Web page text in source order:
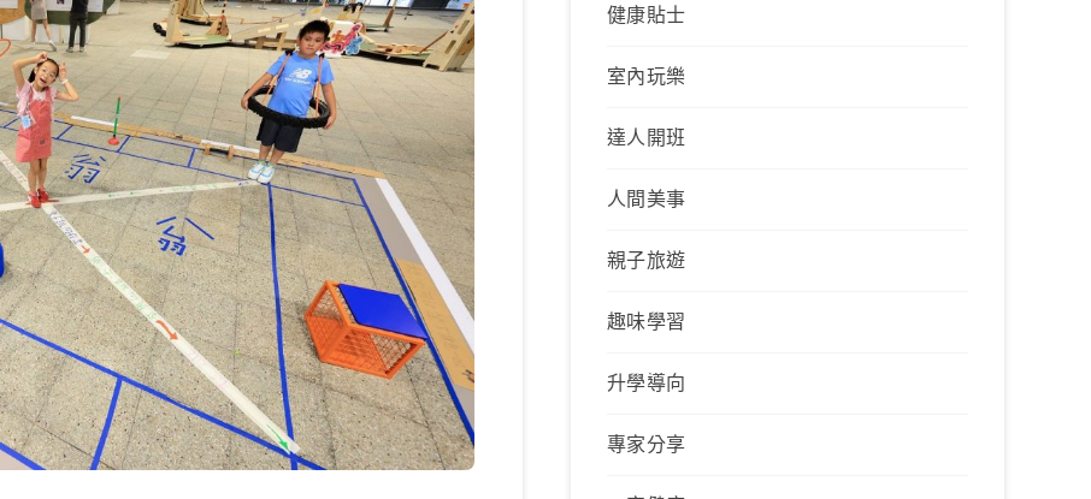
健康貼士
室內玩樂
達人開班
人間美事
親子旅遊
趣味學習
升學導向
專家分享